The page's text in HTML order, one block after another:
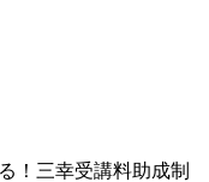
！三幸受講料助成制